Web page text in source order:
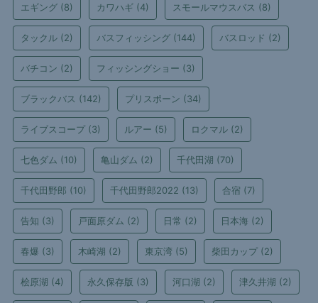
エギング (8) カワハギ (4) スモールマウスバス (8)
タックル (2) バスフィッシング (144) バスロッド (2)
バチコン (2) フィッシングショー (3)
ブラックバス (142) プリスポーン (34)
ライブスコープ (3) ルアー (5) ロクマル (2)
七色ダム (10) 亀山ダム (2) 千代田湖 (70)
千代田野郎 (10) 千代田野郎2022 (13) 合宿 (7)
告知 (3) 戸面原ダム (2) 日常 (2) 日本海 (2)
春爆 (3) 木崎湖 (2) 東京湾 (5) 柴田カップ (2)
桧原湖 (4) 永久保存版 (3) 河口湖 (2) 津久井湖 (2)